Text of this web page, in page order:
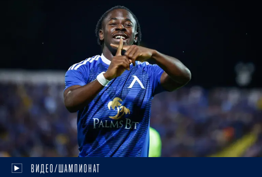
ВИДЕО/ШАМПИОНАТ